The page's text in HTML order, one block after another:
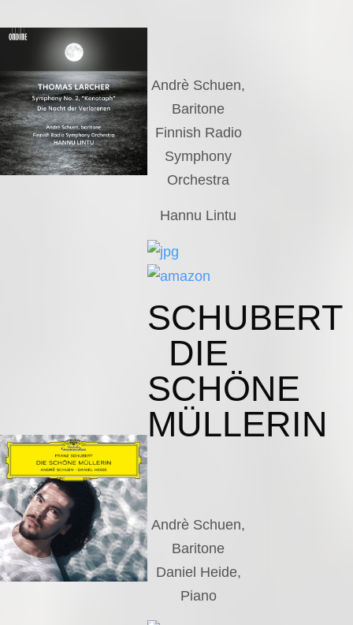
Andrè Schuen,
Baritone
Finnish Radio
Symphony
Orchestra
Hannu Lintu
SCHUBERT
DIE
SCHÖNE
MÜLLERIN
Andrè Schuen,
Baritone
Daniel Heide,
Piano